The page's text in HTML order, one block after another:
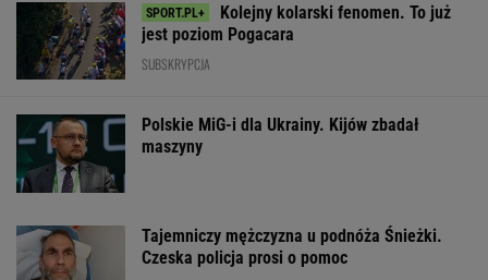
Kolejny kolarski fenomen. To już
jest poziom Pogacara
SUBSKRYPCJA
Polskie MiG-i dla Ukrainy. Kijów zbadał
maszyny
Tajemniczy mężczyzna u podnóża Śnieżki.
Czeska policja prosi o pomoc